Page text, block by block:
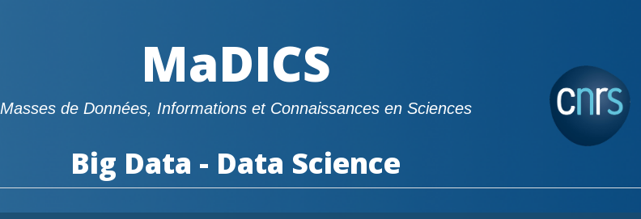
MaDICS
Masses de Données, Informations et Connaissances en Sciences
Big Data - Data Science